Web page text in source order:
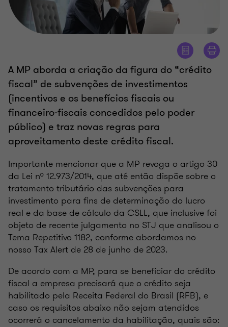
A MP aborda a criação da figura do “crédito
fiscal” de subvenções de investimentos
(incentivos e os benefícios fiscais ou
financeiro-fiscais concedidos pelo poder
público) e traz novas regras para
aproveitamento deste crédito fiscal.
Importante mencionar que a MP revoga o artigo 30
da Lei nº 12.973/2014, que até então dispõe sobre o
tratamento tributário das subvenções para
investimento para fins de determinação do lucro
real e da base de cálculo da CSLL, que inclusive foi
objeto de recente julgamento no STJ que analisou o
Tema Repetitivo 1182, conforme abordamos no
nosso Tax Alert de 28 de junho de 2023.
De acordo com a MP, para se beneficiar do crédito
fiscal a empresa precisará que o crédito seja
habilitado pela Receita Federal do Brasil (RFB), e
caso os requisitos abaixo não sejam atendidos
ocorrerá o cancelamento da habilitação, quais são: